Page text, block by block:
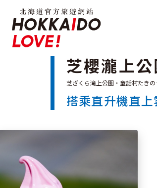
北海道官方旅
芝櫻瀧上
搭乘直升機直